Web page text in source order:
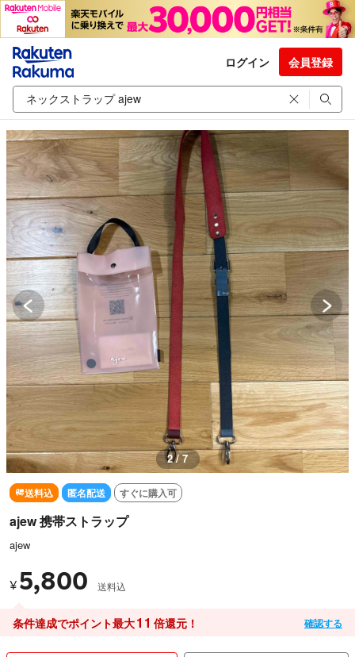
ログイン 会員登録
2 / 7
送料込 匿名配送 すぐに購入可
ajew 携帯ストラップ
ajew
¥ 5,800 送料込
条件達成でポイント最大11 倍還元！ 確認する